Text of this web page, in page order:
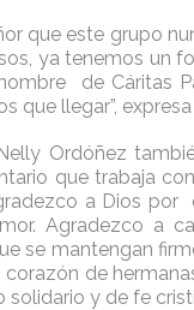
que este grupo
ya tenemos un
de Cáritas
que llegar”,
Ordóñez
que trabaja
a Dios por
Agradezco a
se mantengan
de
solidario y de fe